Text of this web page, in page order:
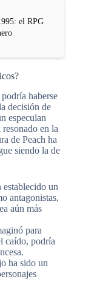
el RPG
haberse
decisión de
especulan
en la
de Peach ha
siendo la de
establecido un
antagonistas,
aún más
para
caído, podría
ha sido un